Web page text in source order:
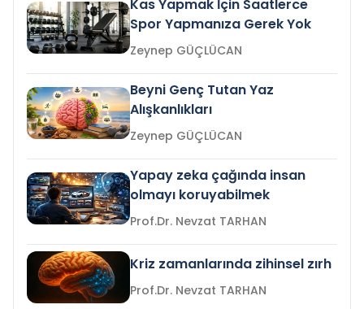
Kas Yapmak İçin Saatlerce
Spor Yapmanıza Gerek Yok
Zeynep GÜÇLÜCAN
Beyni Genç Tutan Yaz
Alışkanlıkları
Zeynep GÜÇLÜCAN
Yapay zeka çağında insan
olmayı koruyabilmek
Prof.Dr. Nevzat TARHAN
Kriz zamanlarında zihinsel zırh
Prof.Dr. Nevzat TARHAN